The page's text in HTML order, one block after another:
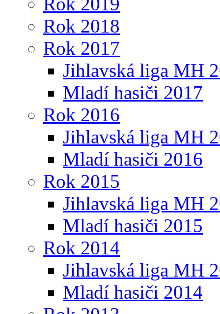
Rok 2018
Rok 2017
Jihlavská liga MH
Mladí hasiči 2017
Rok 2016
Jihlavská liga MH
Mladí hasiči 2016
Rok 2015
Jihlavská liga MH
Mladí hasiči 2015
Rok 2014
Jihlavská liga MH
Mladí hasiči 2014